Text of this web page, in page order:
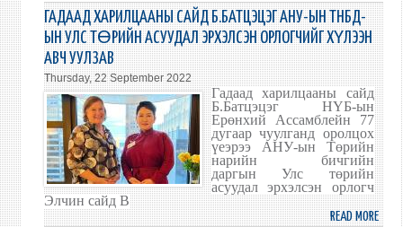
НҮБ-
ЫН
ЭНХ
ГАДААД ХАРИЛЦААНЫ САЙД Б.БАТЦЭЦЭГ АНУ-ЫН ТНБД-
ЫН УЛС ТӨРИЙН АСУУДАЛ ЭРХЭЛСЭН ОРЛОГЧИЙГ ХҮЛЭЭН
АВЧ УУЛЗАВ
Thursday, 22 September 2022
Гадаад харилцааны сайд
Б.Батцэцэг НҮБ-ын
Ерөнхий Ассамблейн 77
дугаар чуулганд оролцох
үеэрээ АНУ-ын Төрийн
нарийн бичгийн
даргын Улс төрийн
асуудалэрхэлсэн орлогч
Элчин сайд В
READ MORE